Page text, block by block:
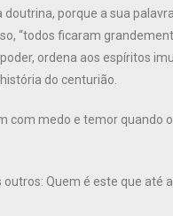
porque a sua
“todos ficaram
ordena aos espíritos
do centurião.
com medo e temor quando
Quem é este que até